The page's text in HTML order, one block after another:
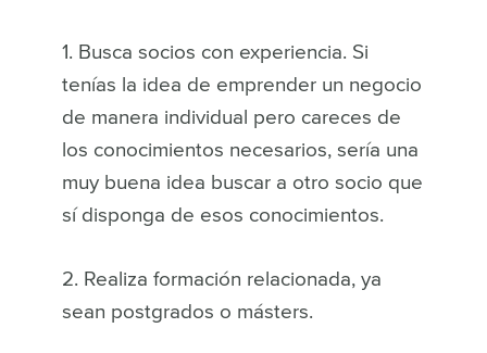
1. Busca socios con experiencia. Si
tenías la idea de emprender un negocio
de manera individual pero careces de
los conocimientos necesarios, sería una
muy buena idea buscar a otro socio que
sí disponga de esos conocimientos.
2. Realiza formación relacionada, ya
sean postgrados o másters.